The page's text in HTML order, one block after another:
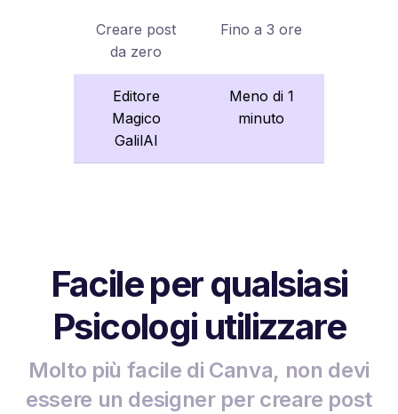
Creare post
da zero
Fino a 3 ore
Editore
Magico
GalilAI
Meno di 1
minuto
Facile per qualsiasi
Psicologi utilizzare
Molto più facile di Canva, non devi
essere un designer per creare post